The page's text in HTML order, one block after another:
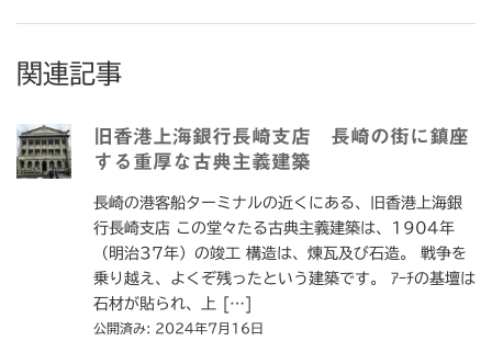
関連記事
旧香港上海銀行長崎支店 長崎の街に鎮座
する重厚な古典主義建築
長崎の港客船ターミナルの近くにある、旧香港上海銀
行長崎支店 この堂々たる古典主義建築は、1904年
（明治37年）の竣工 構造は、煉瓦及び石造。 戦争を
乗り越え、よくぞ残ったという建築です。 ｱｰﾁの基壇は
石材が貼られ、上 […]
公開済み: 2024年7月16日